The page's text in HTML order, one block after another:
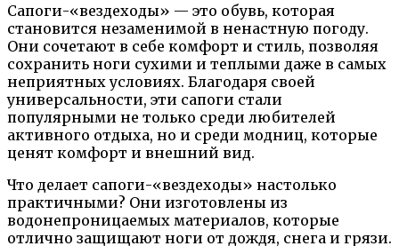
Сапоги-«вездеходы» — это обувь, которая
становится незаменимой в ненастную погоду.
Они сочетают в себе комфорт и стиль, позволяя
сохранить ноги сухими и теплыми даже в самых
неприятных условиях. Благодаря своей
универсальности, эти сапоги стали
популярными не только среди любителей
активного отдыха, но и среди модниц, которые
ценят комфорт и внешний вид.
Что делает сапоги-«вездеходы» настолько
практичными? Они изготовлены из
водонепроницаемых материалов, которые
отлично защищают ноги от дождя, снега и грязи.